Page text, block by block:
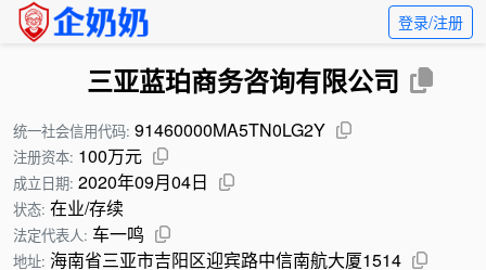
登录/注册
三亚蓝珀商务咨询有限公司
统一社会信用代码: 91460000MA5TN0LG2Y
注册资本: 100万元
成立日期: 2020年09月04日
状态: 在业/存续
法定代表人: 车一鸣
地址: 海南省三亚市吉阳区迎宾路中信南航大厦1514